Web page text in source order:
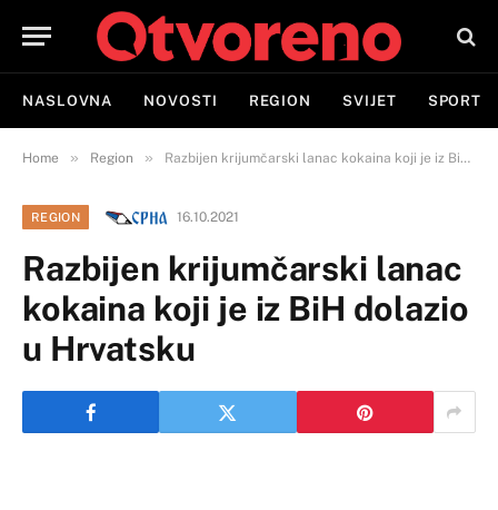
NASLOVNA NOVOSTI REGION SVIJET SPORT
Home » Region » Razbijen krijumčarski lanac kokaina koji je iz BiH dolazio u Hrvatsku
REGION 16.10.2021
Razbijen krijumčarski lanac
kokaina koji je iz BiH dolazio
u Hrvatsku